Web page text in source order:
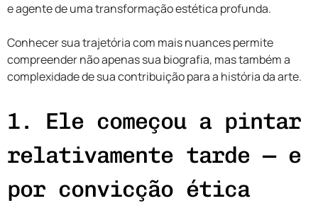
e agente de uma transformação estética profunda.
Conhecer sua trajetória com mais nuances permite
compreender não apenas sua biografia, mas também a
complexidade de sua contribuição para a história da arte.
1. Ele começou a pintar
relativamente tarde — e
por convicção ética